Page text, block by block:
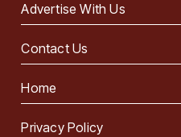
Advertise With Us
Contact Us
Home
Privacy Policy